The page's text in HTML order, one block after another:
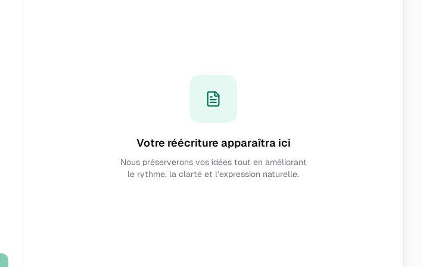
Votre réécriture apparaîtra ici
Nous préserverons vos idées tout en améliorant
le rythme, la clarté et l’expression naturelle.